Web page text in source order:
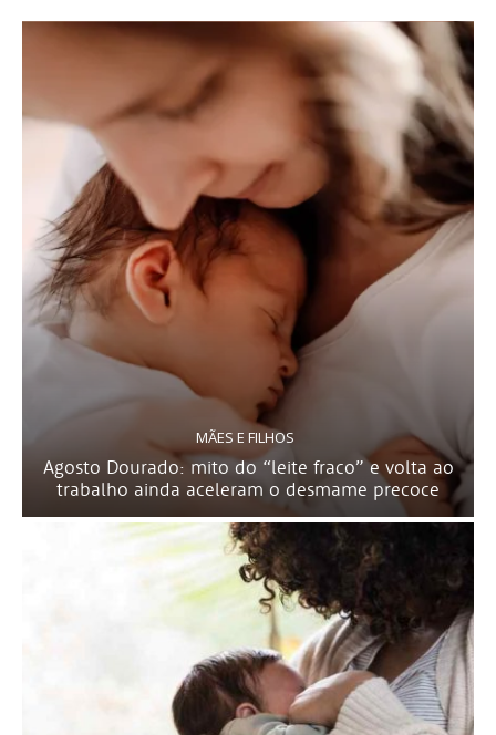
MÃES E FILHOS
Agosto Dourado: mito do “leite fraco” e volta ao
trabalho ainda aceleram o desmame precoce